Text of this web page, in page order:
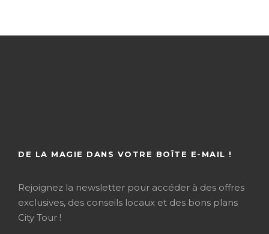
DE LA MAGIE DANS VOTRE BOÎTE E-MAIL !
Rejoignez la newsletter pour accéder à des offres
exclusives, des conseils locaux et des bons plans
City Tour !